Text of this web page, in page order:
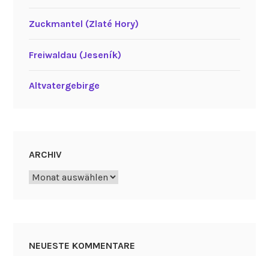
Zuckmantel (Zlaté Hory)
Freiwaldau (Jeseník)
Altvatergebirge
ARCHIV
Archiv
NEUESTE KOMMENTARE